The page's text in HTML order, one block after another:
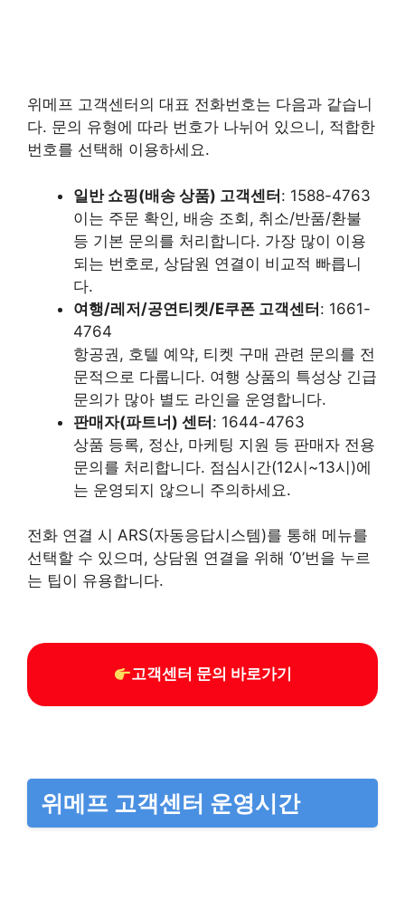
위메프 고객센터의 대표 전화번호는 다음과 같습니
다. 문의 유형에 따라 번호가 나뉘어 있으니, 적합한
번호를 선택해 이용하세요.
일반 쇼핑(배송 상품) 고객센터: 1588-4763
이는 주문 확인, 배송 조회, 취소/반품/환불
등 기본 문의를 처리합니다. 가장 많이 이용
되는 번호로, 상담원 연결이 비교적 빠릅니
다.
여행/레저/공연티켓/E쿠폰 고객센터: 1661-
4764
항공권, 호텔 예약, 티켓 구매 관련 문의를 전
문적으로 다룹니다. 여행 상품의 특성상 긴급
문의가 많아 별도 라인을 운영합니다.
판매자(파트너) 센터: 1644-4763
상품 등록, 정산, 마케팅 지원 등 판매자 전용
문의를 처리합니다. 점심시간(12시~13시)에
는 운영되지 않으니 주의하세요.
전화 연결 시 ARS(자동응답시스템)를 통해 메뉴를
선택할 수 있으며, 상담원 연결을 위해 ‘0’번을 누르
는 팁이 유용합니다.
고객센터 문의 바로가기
위메프 고객센터 운영시간